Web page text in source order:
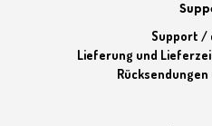
Support /
Lieferung und